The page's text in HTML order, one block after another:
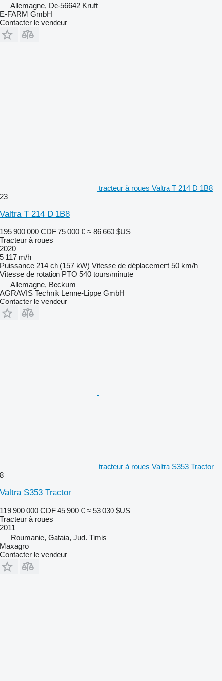
Allemagne, De-56642 Kruft
E-FARM GmbH
Contacter le vendeur
tracteur à roues Valtra T 214 D 1B8
23
Valtra T 214 D 1B8
195 900 000 CDF 75 000 € ≈ 86 660 $US
Tracteur à roues
2020
5 117 m/h
Puissance 214 ch (157 kW) Vitesse de déplacement 50 km/h
Vitesse de rotation PTO 540 tours/minute
Allemagne, Beckum
AGRAVIS Technik Lenne-Lippe GmbH
Contacter le vendeur
tracteur à roues Valtra S353 Tractor
8
Valtra S353 Tractor
119 900 000 CDF 45 900 € ≈ 53 030 $US
Tracteur à roues
2011
Roumanie, Gataia, Jud. Timis
Maxagro
Contacter le vendeur